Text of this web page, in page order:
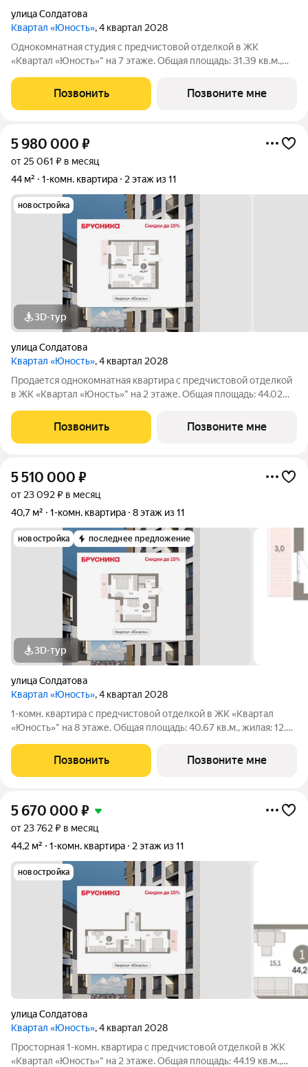
улица Солдатова
Квартал «Юность», 4 квартал 2028
Однокомнатная студия с предчистовой отделкой в ЖК
«Квартал «Юность»" на 7 этаже. Общая площадь: 31.39 кв.м.,
под кухонную зону. Все окна выходят на одну сторону. В
квартире один балкон, один
Позвонить Позвоните мне
5 980 000 ₽
от 25 061 ₽ в месяц
44 м²
1-комн. квартира 2 этаж из 11
новостройка
3D-тур
улица Солдатова
Квартал «Юность», 4 квартал 2028
Продается однокомнатная квартира с предчистовой отделкой
в ЖК «Квартал «Юность»" на 2 этаже. Общая площадь: 44.02
20.32 кв.м. Все окна выходят на одну сторону. В квартире один
балкон, один
Позвонить Позвоните мне
5 510 000 ₽
от 23 092 ₽ в месяц
40,7 м²
1-комн. квартира 8 этаж из 11
новостройка последнее предложение
3D-тур
улица Солдатова
Квартал «Юность», 4 квартал 2028
1-комн. квартира с предчистовой отделкой в ЖК «Квартал
«Юность»" на 8 этаже. Общая площадь: 40.67 кв.м., жилая: 12.55
потолков 2.7 м. Квартира с кухней-гостиной и одной спальней
в квартале
Позвонить Позвоните мне
5 670 000 ₽
от 23 762 ₽ в месяц
44,2 м²
1-комн. квартира 2 этаж из 11
новостройка
улица Солдатова
Квартал «Юность», 4 квартал 2028
Просторная 1-комн. квартира с предчистовой отделкой в ЖК
«Квартал «Юность»" на 2 этаже. Общая площадь: 44.19 кв.м.,